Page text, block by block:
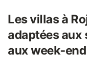
Les villas à
adaptées aux
aux week-